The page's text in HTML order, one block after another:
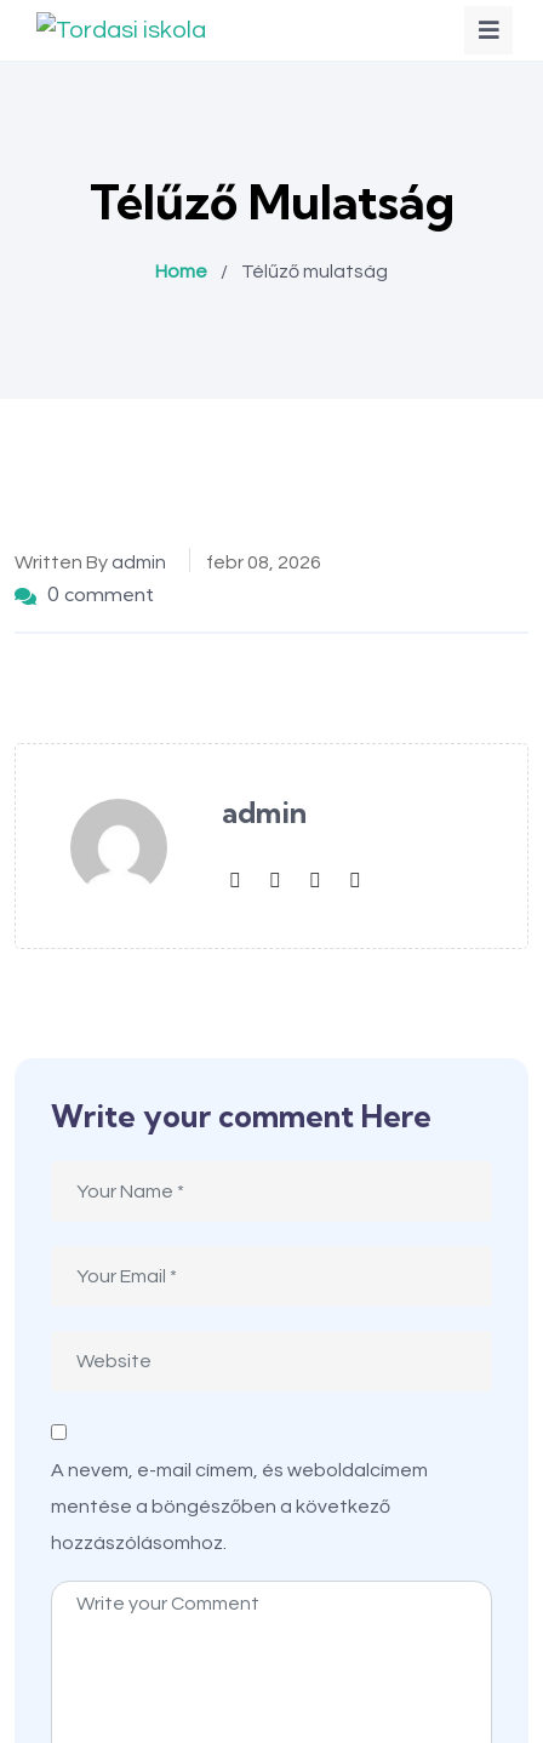
Télűző Mulatság
Home / Télűző mulatság
Written By admin febr 08, 2026
0 comment
admin
Write your comment Here
A nevem, e-mail címem, és weboldalcímem
mentése a böngészőben a következő
hozzászólásomhoz.